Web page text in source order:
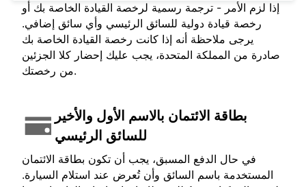
إذا لزم الأمر - ترجمة رسمية لرخصة القيادة الخاصة بك أو
رخصة قيادة دولية للسائق الرئيسي وأي سائق إضافي.
يرجى ملاحظة أنه إذا كانت رخصة القيادة الخاصة بك
صادرة من المملكة المتحدة، يجب عليك إحضار كلا الجزئين
من رخصتك.
بطاقة الائتمان بالاسم الأول والأخير
للسائق الرئيسي
في حال الدفع المسبق، يجب أن تكون بطاقة الائتمان
المستخدمة باسم السائق وأن تُعرض عند استلام السيارة.